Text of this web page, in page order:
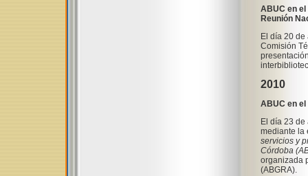
ABUC en
Reunión
El día 20
Comisión
2010
ABUC en el
El día 23
mediante la
servicios y
Córdoba
organizada
(ABGRA).